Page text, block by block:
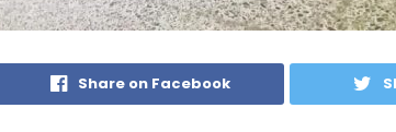
Share on Facebook